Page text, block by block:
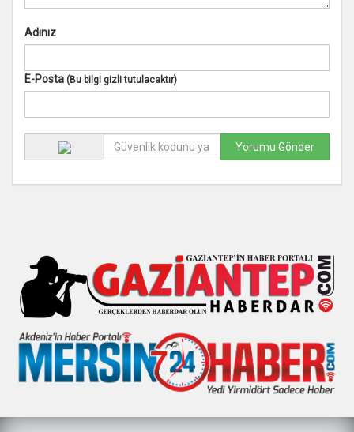
Adınız
E-Posta (Bu bilgi gizli tutulacaktır)